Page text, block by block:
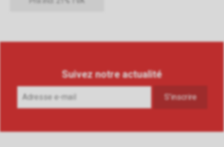
Suivez notre actualité